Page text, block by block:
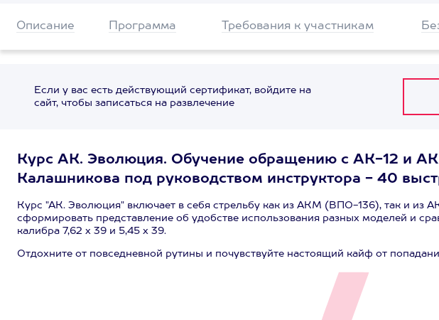
Описание Программа Требования к участникам
Если у вас есть действующий сертификат, войдите на
сайт, чтобы записаться на развлечение
Курс АК. Эволюция. Обучение обращению с АК-12 и
Калашникова под руководством инструктора - 40
Курс "АК. Эволюция" включает в себя стрельбу как из АКМ (ВПО-136), так и из
сформировать представление об удобстве использования разных моделей и
калибра 7,62 х 39 и 5,45 х 39.
Отдохните от повседневной рутины и почувствуйте настоящий кайф от